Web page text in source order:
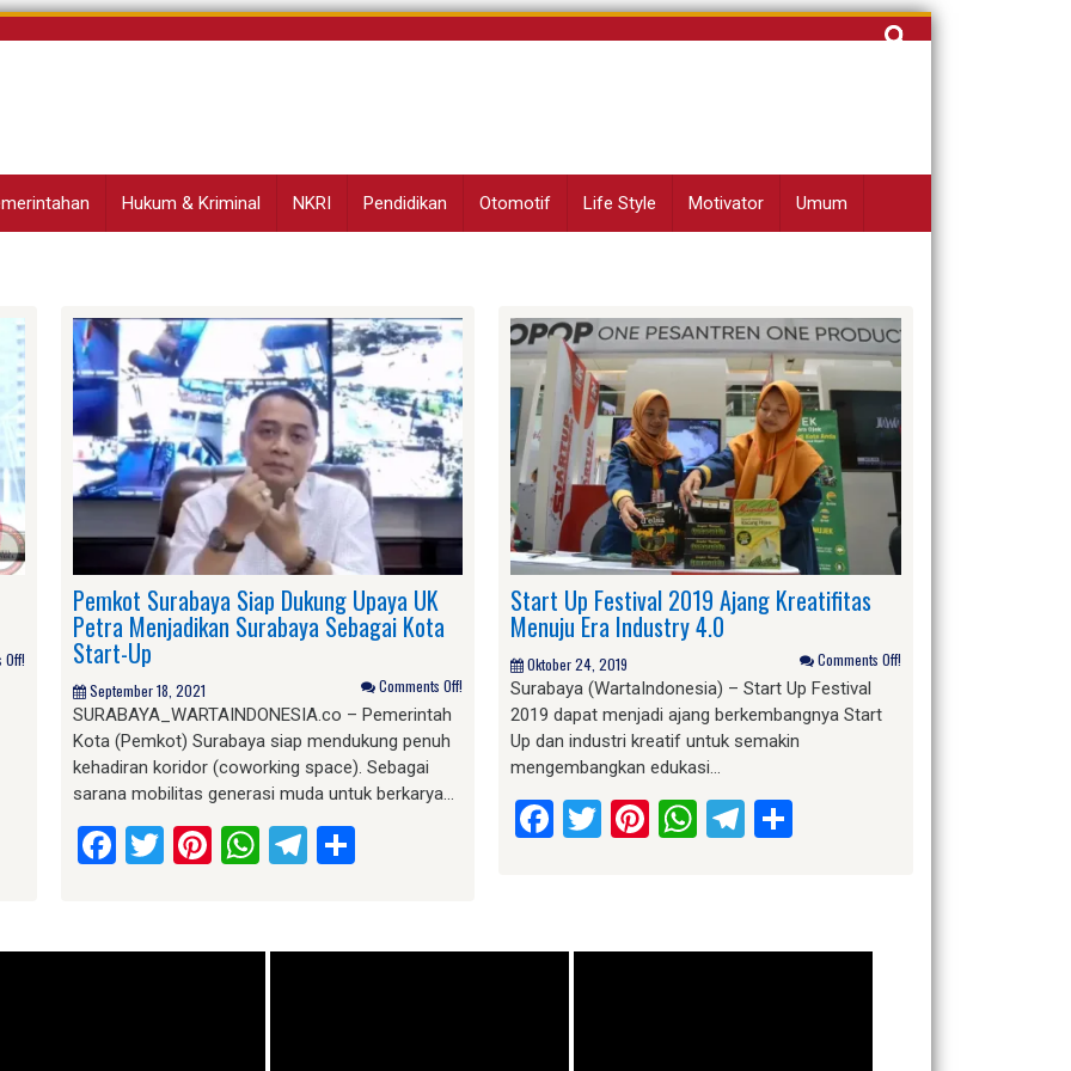
Cari
Hukum & Kriminal NKRI Pendidikan Otomotif Life Style Motivator Umum
Pemkot Surabaya Siap Dukung Upaya UK
Petra Menjadikan Surabaya Sebagai Kota
Start-Up
September 18, 2021 Comments Off!
SURABAYA_WARTAINDONESIA.co – Pemerintah
Kota (Pemkot) Surabaya siap mendukung penuh
kehadiran koridor (coworking space). Sebagai
sarana mobilitas generasi muda untuk berkarya…
Facebook
Twitter
Pinterest
WhatsApp
Telegram
Share
Start Up Festival 2019 Ajang Kreatifitas
Menuju Era Industry 4.0
Oktober 24, 2019 Comments Off!
Surabaya (WartaIndonesia) – Start Up Festival
2019 dapat menjadi ajang berkembangnya Start
Up dan industri kreatif untuk semakin
mengembangkan edukasi…
Facebook
Twitter
Pinterest
WhatsApp
Telegram